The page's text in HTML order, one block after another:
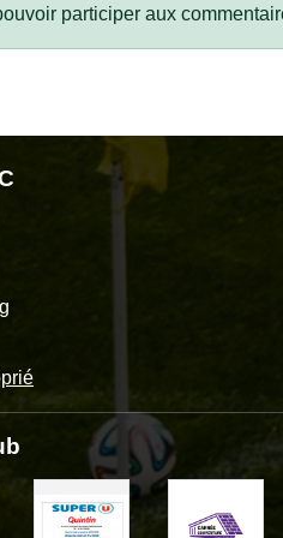
participer aux